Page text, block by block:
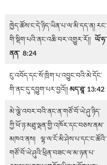
ཁྱེད་ཚོས་ང་དེ་ཉིད་ཡིན་པ་ལ་མི་དད་ན། རང་
གི་སྡིག་པའི་ནང་འཆི་བར་འགྱུར་རོ།། ཡོ་ཧ་
ནན་ 8:24
ངུ་འབོད་དང་སོ་ཁྲིག་པ་འབྱུང་བའི་མེ་དོང་
གི་ནང་དུ་དབྱུག་པར་བྱའོ།།མད་ཐཱ་ 13:42
མེ་ལྕེ་འབར་བའི་ནང་ན་གཙོ་བོ་ཡེ་ཤུ་ཉིད་
ཀྱི་ཕོ་ཉ་མཐུ་ལྡན་གྱི་འཁོར་དང་བཅས་ནམ་
མཁའ་ནས། ལྷ་ལ་ངོ་མི་ཤེས་པ་དང་ང་ཚོའི་
གཙོ་བོ་ཡེ་ཤུའི་ཕྲིན་བཟང་ལ་མ་ཉན་པ་